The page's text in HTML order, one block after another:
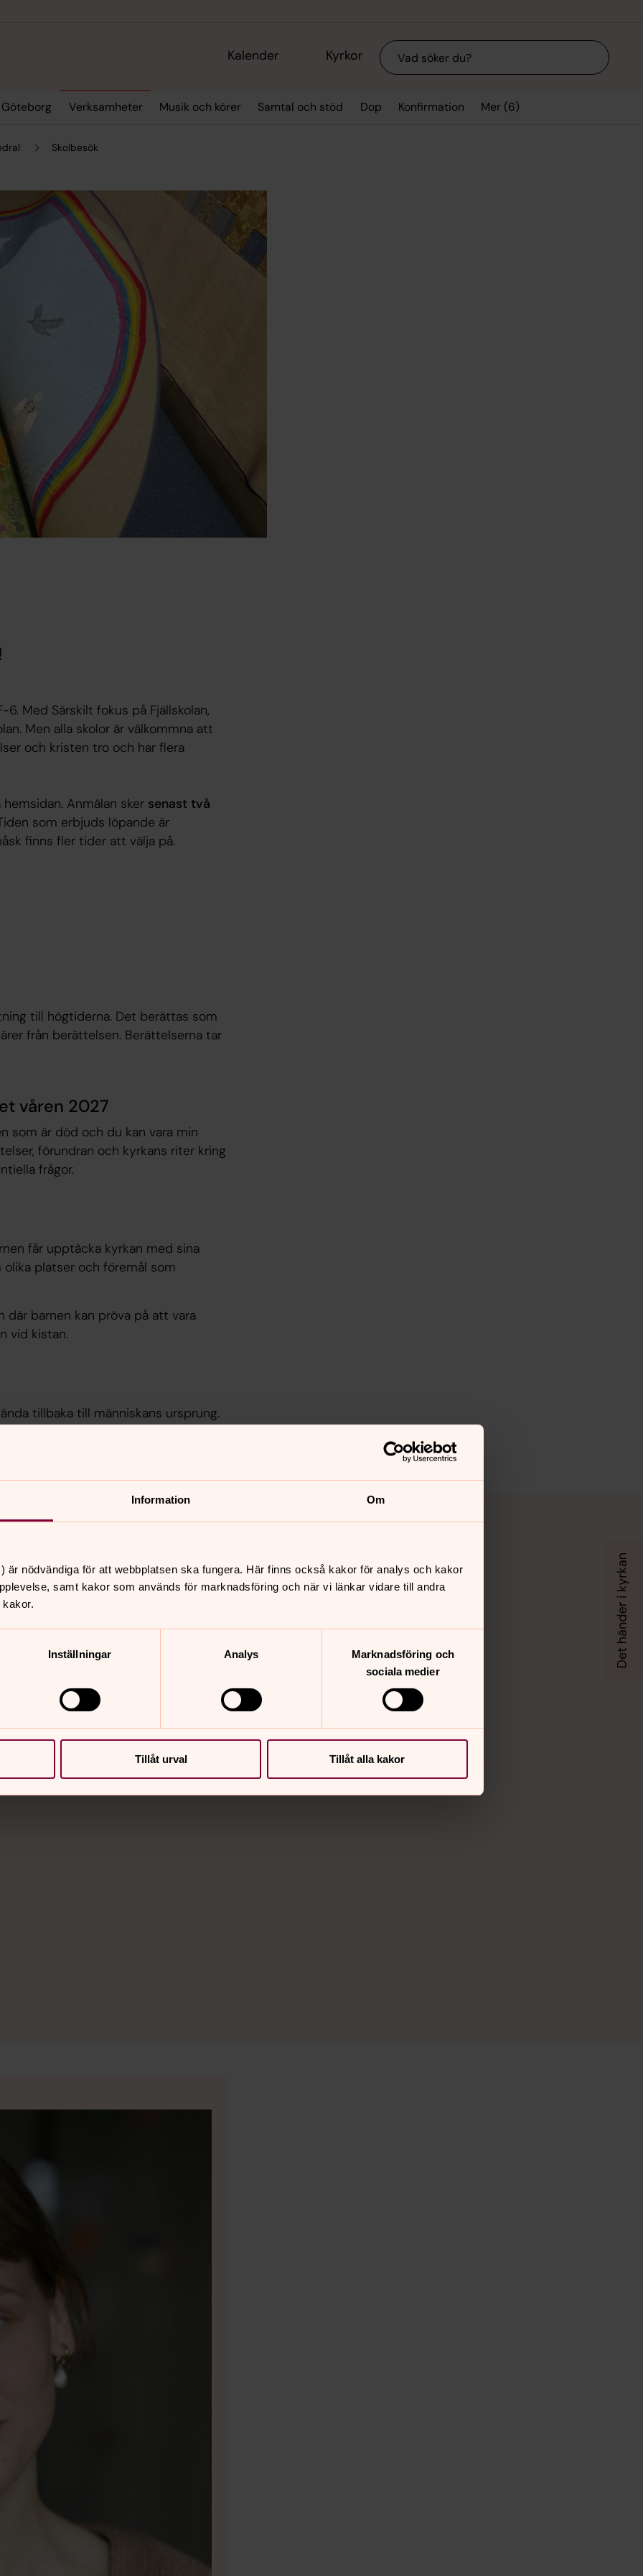
Information Om
är nödvändiga för att webbplatsen ska fungera. Här finns också kakor för analys och kakor
samt kakor som används för marknadsföring och när vi länkar vidare till andra
Inställningar Analys
Marknadsföring och
sociala medier
Tillåt urval Tillåt alla kakor
Kalender Kyrkor Sök
Verksamheter Musik och körer Samtal och stöd Dop Konfirmation Mer (6)
Skolbesök
Med Särskilt fokus på Fjällskolan,
Men alla skolor är välkommna att
och kristen tro och har flera
Anmälan sker senast två
som erbjuds löpande är
finns fler tider att välja på.
till högtiderna. Det berättas som
från berättelsen. Berättelserna tar
våren 2027
som är död och du kan vara min
förundran och kyrkans riter kring
frågor.
får upptäcka kyrkan med sina
platser och föremål som
barnen kan pröva på att vara
vid kistan.
tillbaka till människans ursprung.
Efteråt skapar vi tillsammans i
och naturen.